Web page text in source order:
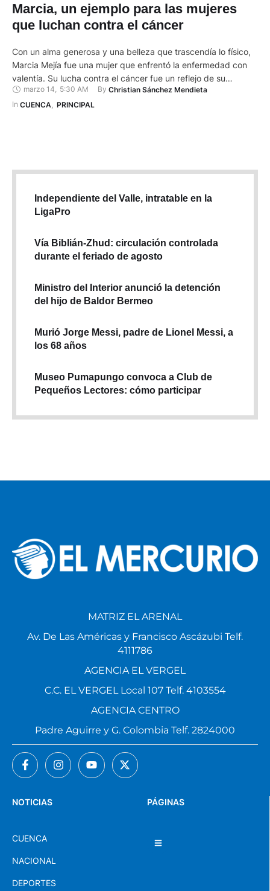
Marcia, un ejemplo para las mujeres
que luchan contra el cáncer
Con un alma generosa y una belleza que trascendía lo físico,
Marcia Mejía fue una mujer que enfrentó la enfermedad con
valentía. Su lucha contra el cáncer fue un reflejo de su
fortaleza inquebrantable. A los 61 años, Marcia deja un legado
que será eterno. Su fundación "Yo Soy Guerrera" ayudó a
marzo 14, 5:30 AM By Christian Sánchez Mendieta
In CUENCA PRINCIPAL
Independiente del Valle, intratable en la
LigaPro
Vía Biblián-Zhud: circulación controlada
durante el feriado de agosto
Ministro del Interior anunció la detención
del hijo de Baldor Bermeo
Murió Jorge Messi, padre de Lionel Messi, a
los 68 años
Museo Pumapungo convoca a Club de
Pequeños Lectores: cómo participar
PÁGINAS
NOTICIAS
CUENCA
NACIONAL
DEPORTES
MATRIZ EL ARENAL
Av. De Las Américas y Francisco Ascázubi Telf.
4111786
AGENCIA EL VERGEL
C.C. EL VERGEL Local 107 Telf. 4103554
AGENCIA CENTRO
Padre Aguirre y G. Colombia Telf. 2824000